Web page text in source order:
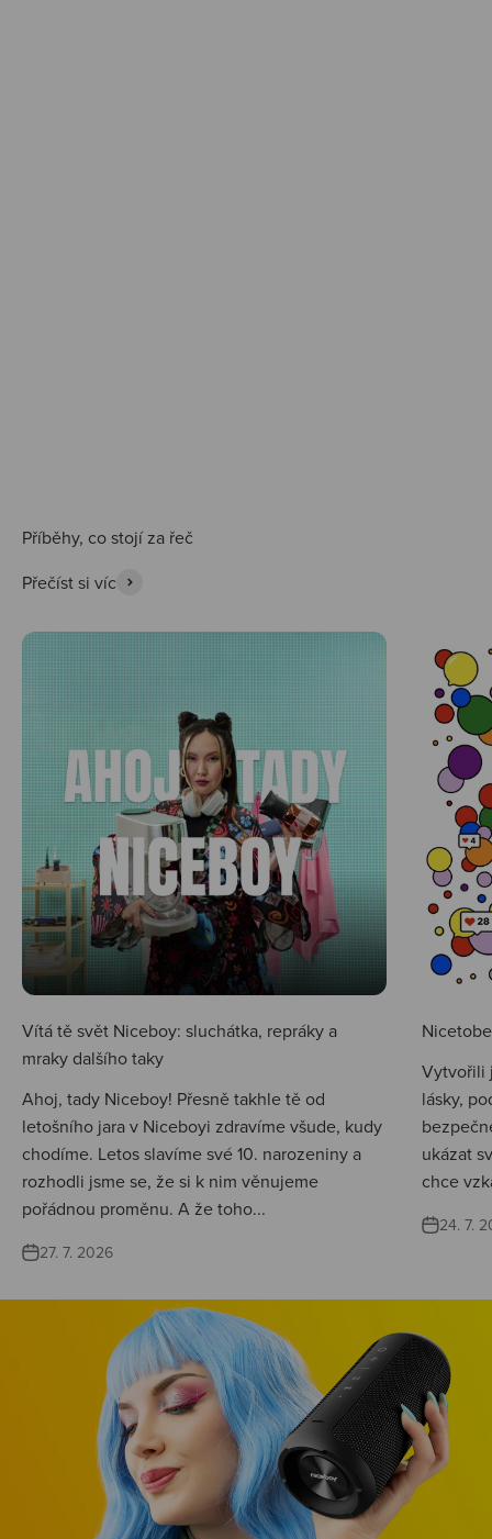
Přečíst si víc
Vítá tě svět Niceboy: sluchátka, repráky a
mraky dalšího taky
Ahoj, tady Niceboy! Přesně takhle tě od
letošního jara v Niceboyi zdravíme všude, kudy
chodíme. Letos slavíme své 10. narozeniny a
rozhodli jsme se, že si k nim věnujeme
pořádnou proměnu. A že toho...
27. 7. 2026
Vytvořili
lásky,
ukázat
chce
24. 7.